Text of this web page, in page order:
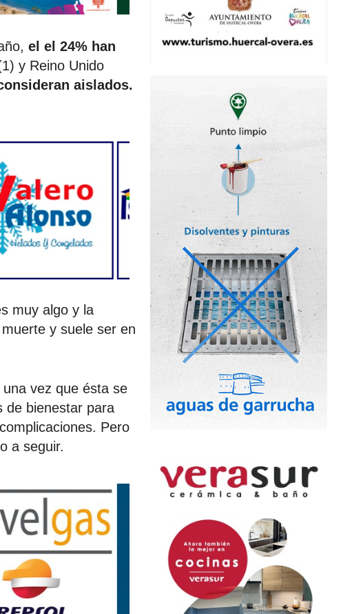
el el 24% han
y Reino Unido
aislados.
muy algo y la
y suele ser en
vez que ésta se
de bienestar para
Pero
a seguir.